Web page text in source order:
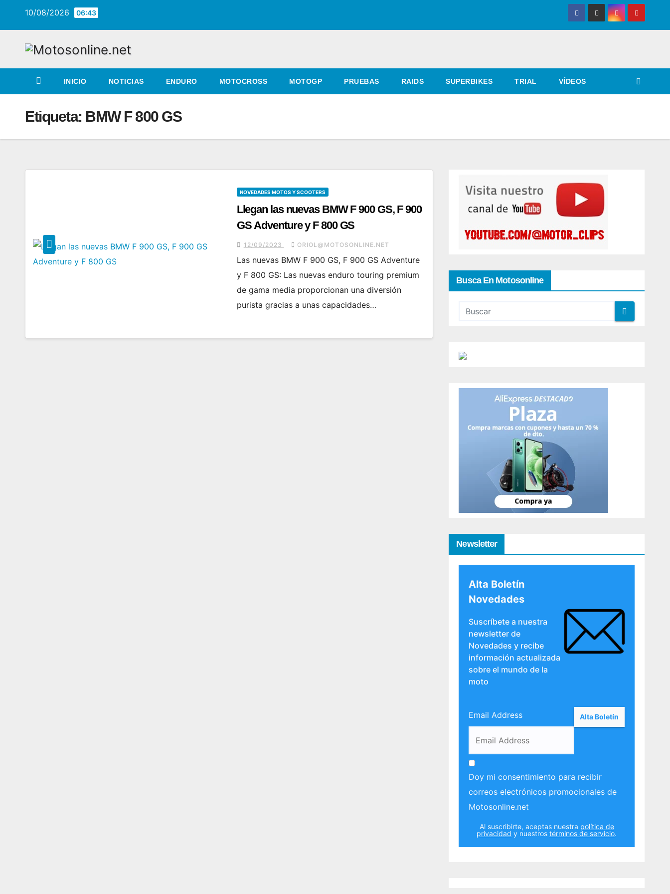
10/08/2026 06:43
INICIO NOTICIAS ENDURO MOTOCROSS MOTOGP PRUEBAS RAIDS SUPERBIKES TRIAL VÍDEOS
Etiqueta: BMW F 800 GS
NOVEDADES MOTOS Y SCOOTERS
Llegan las nuevas BMW F 900 GS, F 900
GS Adventure y F 800 GS
12/09/2023 ORIOL@MOTOSONLINE.NET
Las nuevas BMW F 900 GS, F 900 GS Adventure
y F 800 GS: Las nuevas enduro touring premium
de gama media proporcionan una diversión
purista gracias a unas capacidades…
Busca En Motosonline
Newsletter
Alta Boletín
Novedades
Suscríbete a nuestra
newsletter de
Novedades y recibe
información actualizada
sobre el mundo de la
moto
Email Address
Doy mi consentimiento para recibir
correos electrónicos promocionales de
Motosonline.net
Al suscribirte, aceptas nuestra política de
privacidad y nuestrostérminos de servicio.